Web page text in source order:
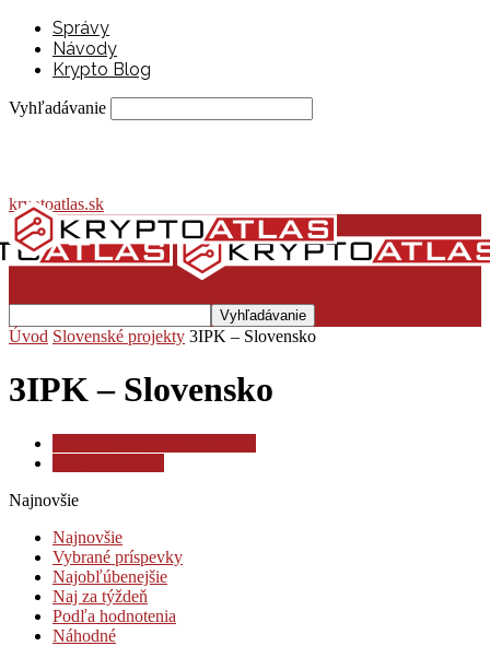
Správy
Návody
Krypto Blog
Vyhľadávanie
kryptoatlas.sk
Úvod Slovenské projekty 3IPK – Slovensko
3IPK – Slovensko
Najnovšie
Najnovšie
Vybrané príspevky
Najobľúbenejšie
Naj za týždeň
Podľa hodnotenia
Náhodné